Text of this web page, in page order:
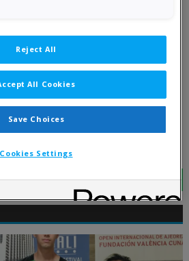
Reject All
All Cookies
Save Choices
Cookies Settings